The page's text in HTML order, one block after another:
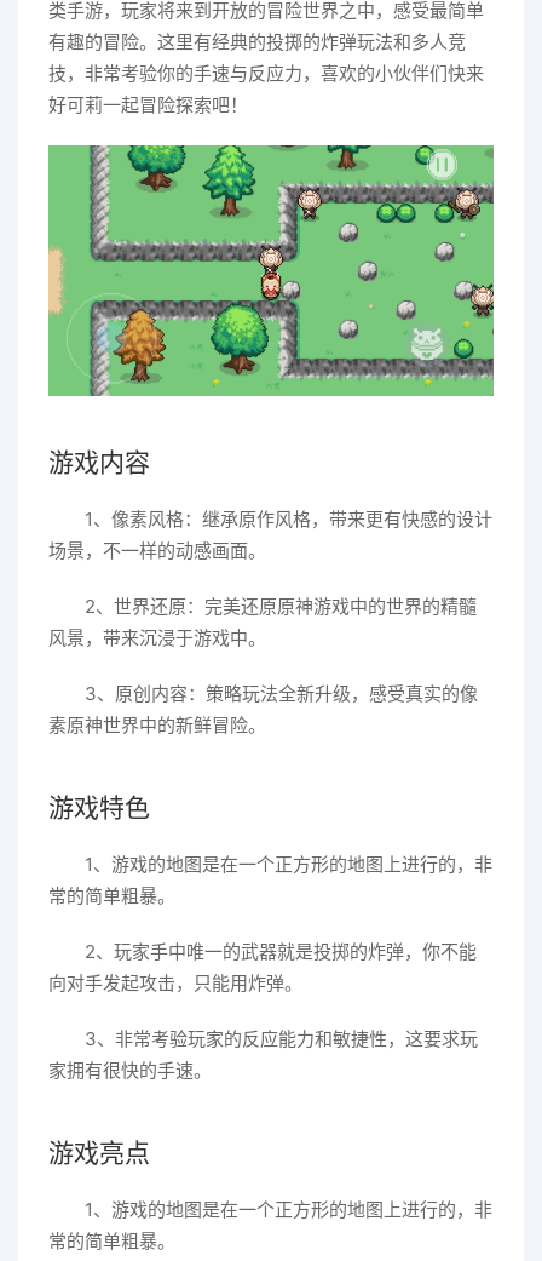
类手游，玩家将来到开放的冒险世界之中，感受最简单
有趣的冒险。这里有经典的投掷的炸弹玩法和多人竞
技，非常考验你的手速与反应力，喜欢的小伙伴们快来
好可莉一起冒险探索吧！
游戏内容
1、像素风格：继承原作风格，带来更有快感的设计
场景，不一样的动感画面。
2、世界还原：完美还原原神游戏中的世界的精髓
风景，带来沉浸于游戏中。
3、原创内容：策略玩法全新升级，感受真实的像
素原神世界中的新鲜冒险。
游戏特色
1、游戏的地图是在一个正方形的地图上进行的，非
常的简单粗暴。
2、玩家手中唯一的武器就是投掷的炸弹，你不能
向对手发起攻击，只能用炸弹。
3、非常考验玩家的反应能力和敏捷性，这要求玩
家拥有很快的手速。
游戏亮点
1、游戏的地图是在一个正方形的地图上进行的，非
常的简单粗暴。